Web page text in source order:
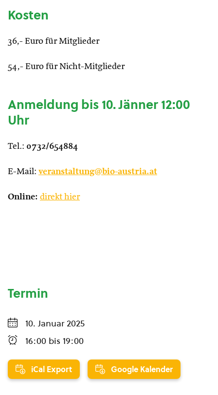
Kosten
36,- Euro für Mitglieder
54,- Euro für Nicht-Mitglieder
Anmeldung bis 10. Jänner 12:00
Uhr
Tel.: 0732/654884
E-Mail: veranstaltung@bio-austria.at
Online: direkt hier
Termin
10. Januar 2025
16:00 bis 19:00
iCal Export Google Kalender